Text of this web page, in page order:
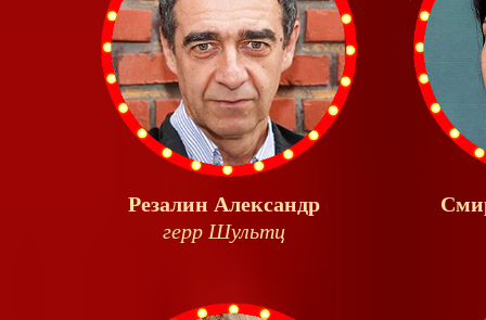
Резалин Александр
герр Шультц